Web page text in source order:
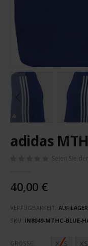
Anfang
der
adidas
Seien Sie
40,00 €
VERFÜGBARKEIT: AUF LAGER
SKU IN8049-MTHC-BLUE-
GRÖSSE XXS XS